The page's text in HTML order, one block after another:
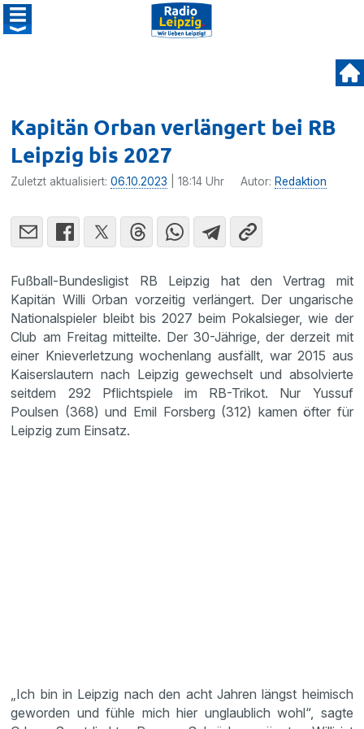
Kapitän Orban verlängert bei RB
Leipzig bis 2027
Zuletzt aktualisiert:06.10.2023 | 18:14 Uhr Autor: Redaktion
Fußball-Bundesligist RB Leipzig hat den Vertrag mit
Kapitän Willi Orban vorzeitig verlängert. Der ungarische
Nationalspieler bleibt bis 2027 beim Pokalsieger, wie der
Club am Freitag mitteilte. Der 30-Jährige, der derzeit mit
einer Knieverletzung wochenlang ausfällt, war 2015 aus
Kaiserslautern nach Leipzig gewechselt und absolvierte
seitdem 292 Pflichtspiele im RB-Trikot. Nur Yussuf
Poulsen (368) und Emil Forsberg (312) kamen öfter für
Leipzig zum Einsatz.
„Ich bin in Leipzig nach den acht Jahren längst heimisch
geworden und fühle mich hier unglaublich wohl“, sagte